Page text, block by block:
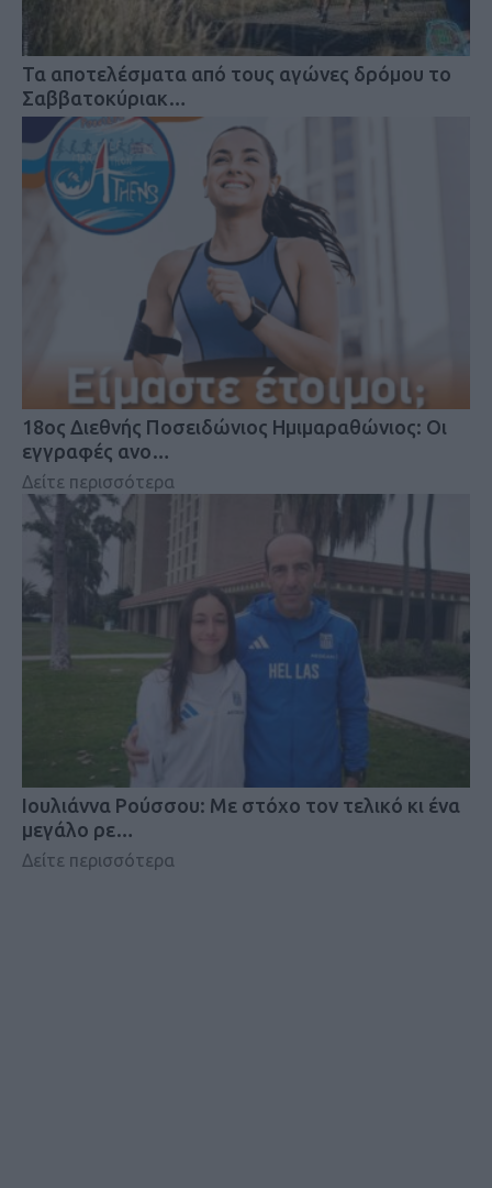
Τα αποτελέσματα από τους αγώνες δρόμου το
Σαββατοκύριακ…
18oς Διεθνής Ποσειδώνιος Ημιμαραθώνιος: Οι
εγγραφές ανο…
Δείτε περισσότερα
Iουλιάννα Ρούσσου: Με στόχο τον τελικό κι ένα
μεγάλο ρε…
Δείτε περισσότερα